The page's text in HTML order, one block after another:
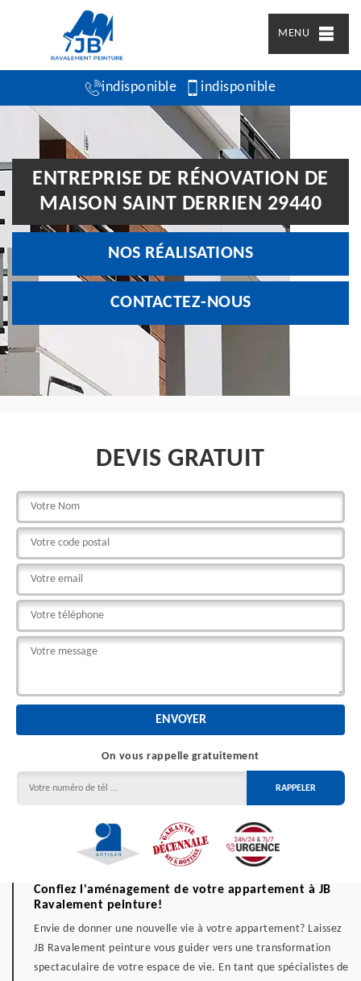
MENU
indisponible indisponible
ENTREPRISE DE RÉNOVATION DE
MAISON SAINT DERRIEN 29440
NOS RÉALISATIONS
CONTACTEZ-NOUS
DEVIS GRATUIT
On vous rappelle gratuitement
Confiez l'aménagement de votre appartement à JB
Ravalement peinture!
Envie de donner une nouvelle vie à votre appartement? Laissez
JB Ravalement peinture vous guider vers une transformation
spectaculaire de votre espace de vie. En tant que spécialistes de